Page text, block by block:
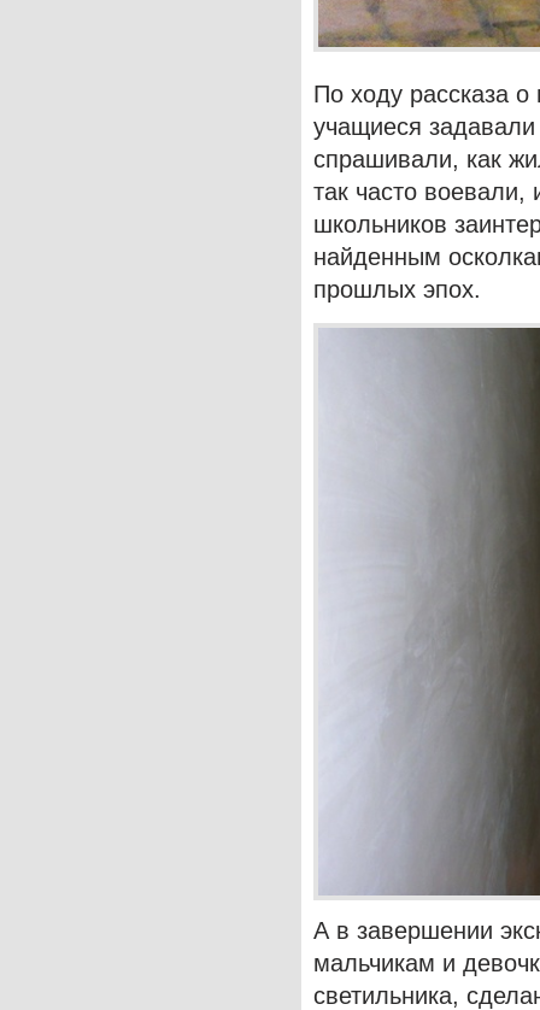
По ходу рассказа
учащиеся
спрашивали, как
так часто воевали,
школьников
найденным
прошлых эпох.
А в завершении
мальчикам и
светильника,